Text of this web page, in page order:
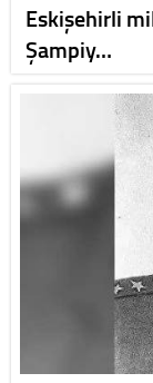
Eskişehirli
Şampiy…